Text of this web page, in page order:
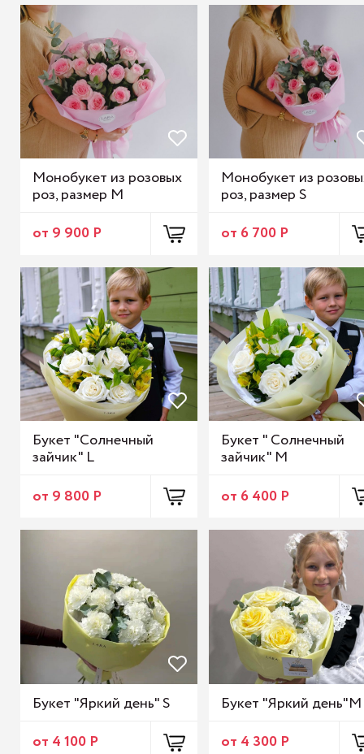
Монобукет из розовых
роз, размер M
от 9 900 Р
Монобукет из
роз, размер S
от 6 700 Р
Букет "Солнечный
зайчик" L
от 9 800 Р
Букет " Солнечный
зайчик" M
от 6 400 Р
Букет "Яркий день" S
от 4 100 Р
Букет "Яркий день"M
от 4 300 Р